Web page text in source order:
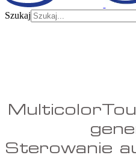
Szukaj
Sterowanie